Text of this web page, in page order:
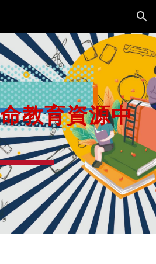
Skip to navigation
教育資源中